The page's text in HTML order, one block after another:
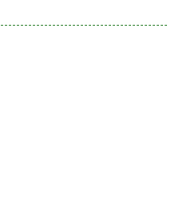
ム
ム
ム